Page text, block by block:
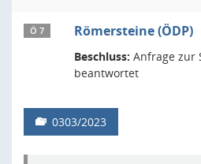
Ö 7 Römersteine (ÖDP)
Beschluss: Anfrage zur
beantwortet
0303/2023